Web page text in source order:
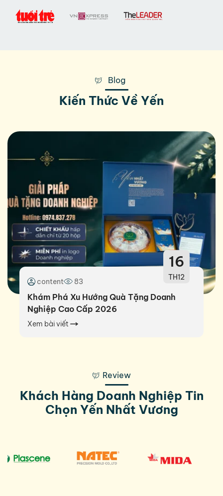
Blog
Kiến Thức Về Yến
16
TH12
content 83
Khám Phá Xu Hướng Quà Tặng Doanh
Nghiệp Cao Cấp 2026
Xem bài viết
Review
Khách Hàng Doanh Nghiệp Tin
Chọn Yến Nhất Vương